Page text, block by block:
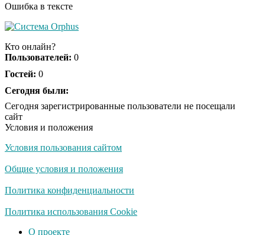
Ржу не переставая, это
Скрытая камера на
люди вытворяют, когда
Ролик длится
смеяться вы будете
Королева вагона
оставит равнодушным
Ошибка в тексте
Кто онлайн?
Пользователей: 0
Гостей: 0
Сегодня были:
Сегодня зарегистрированные пользователи не посещали
сайт
Условия и положения
Условия пользования сайтом
Общие условия и положения
Политика конфиденциальности
Политика использования Cookie
О проекте